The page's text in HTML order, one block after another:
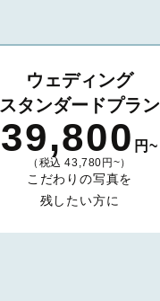
ウェディング
スタンダードプラン
39,800 円~
（税込 43,780円~）
こだわりの写真を
残したい方に